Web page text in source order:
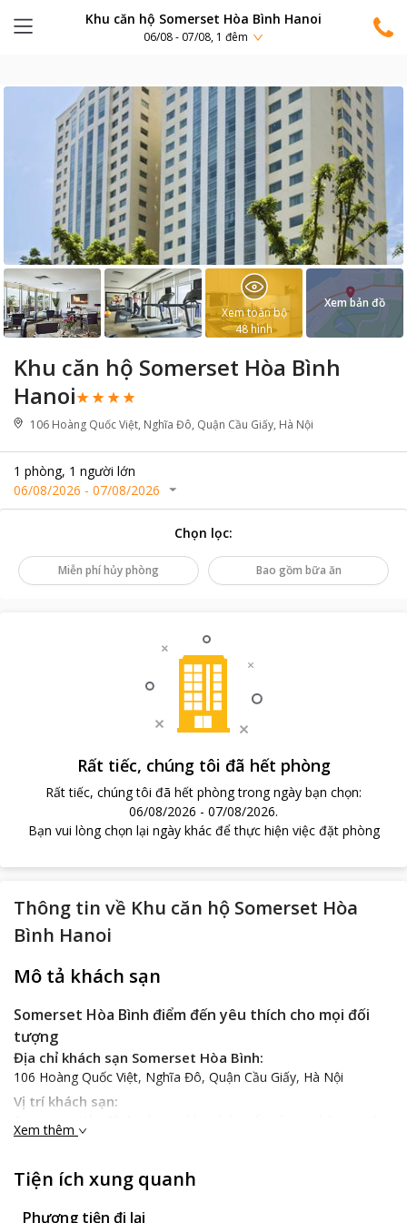
Khu căn hộ Somerset Hòa Bình Hanoi
06/08 - 07/08, 1 đêm
Khu căn hộ Somerset Hòa Bình
Hanoi
106 Hoàng Quốc Việt, Nghĩa Đô, Quận Cầu Giấy, Hà Nội
1 phòng, 1 người lớn
06/08/2026 - 07/08/2026
Xem toàn bộ
48 hình
Xem bản đồ
Chọn lọc:
Miễn phí hủy phòng Bao gồm bữa ăn
Rất tiếc, chúng tôi đã hết phòng
Rất tiếc, chúng tôi đã hết phòng trong ngày bạn chọn:
06/08/2026 - 07/08/2026.
Bạn vui lòng chọn lại ngày khác để thực hiện việc đặt phòng
Thông tin về Khu căn hộ Somerset Hòa
Bình Hanoi
Mô tả khách sạn
Somerset Hòa Bình điểm đến yêu thích cho mọi đối
tượng
Địa chỉ khách sạn Somerset Hòa Bình:
106 Hoàng Quốc Việt, Nghĩa Đô, Quận Cầu Giấy, Hà Nội
Vị trí khách sạn:
Somerset Hòa Bình
Lạc và khu Công nghiệp Thăng Long. Khách hàng có thể dễ
tâm Hà Nội tìm hiểu và khám phá vẻ đẹp Hà Nội trái tim của đất
Xem thêm
Tiện ích xung quanh
Phương tiện đi lại